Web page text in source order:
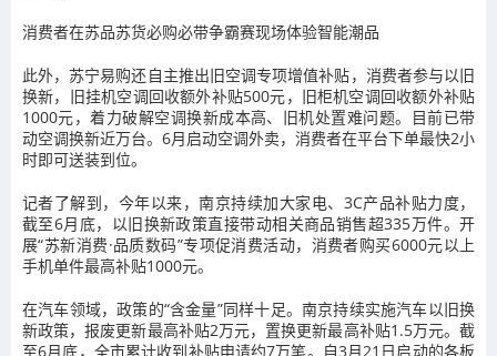
消费者在苏品苏货必购必带争霸赛现场体验智能潮品
此外，苏宁易购还自主推出旧空调专项增值补贴，消费者参与以旧
换新，旧挂机空调回收额外补贴500元，旧柜机空调回收额外补贴
1000元，着力破解空调换新成本高、旧机处置难问题。目前已带
动空调换新近万台。6月启动空调外卖，消费者在平台下单最快2小
时即可送装到位。
记者了解到，今年以来，南京持续加大家电、3C产品补贴力度，
截至6月底，以旧换新政策直接带动相关商品销售超335万件。开
展“苏新消费·品质数码”专项促消费活动，消费者购买6000元以上
手机单件最高补贴1000元。
在汽车领域，政策的“含金量”同样十足。南京持续实施汽车以旧换
新政策，报废更新最高补贴2万元，置换更新最高补贴1.5万元。截
至6月底，全市累计收到补贴申请约7万笔。自3月21日启动的各板